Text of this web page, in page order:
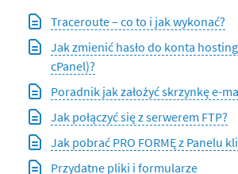
Traceroute – co to i jak wykonać?
Jak zmienić hasło do konta
cPanel)?
Poradnik jak założyć skrzynkę e-
Jak połączyć się z serwerem FTP?
Jak pobrać PRO FORMĘ z Panelu
Przydatne pliki i formularze